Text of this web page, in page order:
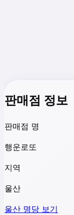
판매점 정보
판매점 명
행운로또
지역
울산
울산 명당 보기